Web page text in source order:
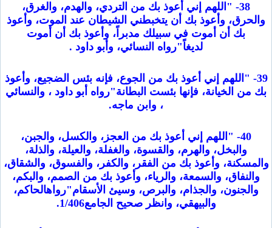
38- "اللهم إني أعوذ بك من التردي، والهدم، والغرق،
والحرق، وأعوذ بك أن يتخبطني الشيطان عند الموت، وأعوذ
بك أن أموت في سبيلك مدبراً، وأعوذ بك أن أموت
لديغاً"رواه النسائي، وأبو داود .
39- "اللهم إني أعوذ بك من الجوع، فإنه بئس الضجيع، وأعوذ
بك من الخيانة، فإنها بئست البطانة"رواه أبو داود ، والنسائي
، وابن ماجه.
40- "اللهم إني أعوذ بك من العجز، والكسل، والجبن،
والبخل، والهرم، والقسوة، والغفلة، والعيلة، والذلة،
والمسكنة، وأعوذ بك من الفقر، والكفر، والفسوق، والشقاق،
والنفاق، والسمعة، والرياء، وأعوذ بك من الصمم، والبكم،
والجنون، والجذام، والبرص، وسيئ الأسقام"رواهالحاكم،
والبيهقي، وانظر صحيح الجامع1/406.